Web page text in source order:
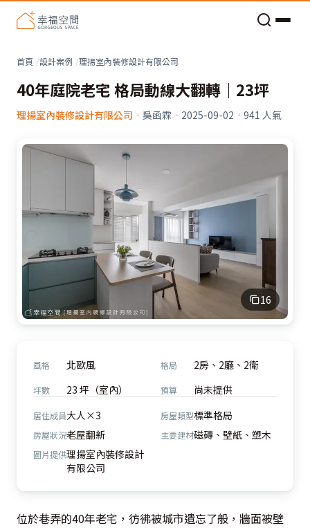
首頁 設計案例 理揚室內裝修設計有限公司
40年庭院老宅 格局動線大翻轉｜23坪
理揚室內裝修設計有限公司 · 吳函霖 · 2025-09-02 · 941 人氣
16
風格 北歐風 格局 2房、2廳、2衛
坪數 23 坪（室內） 預算 尚未提供
居住成員大人×3 房屋類型標準格局
房屋狀況老屋翻新 主要建材磁磚、壁紙、塑木
圖片提供理揚室內裝修設計
有限公司
位於巷弄的40年老宅，彷彿被城市遺忘了般，牆面被壁